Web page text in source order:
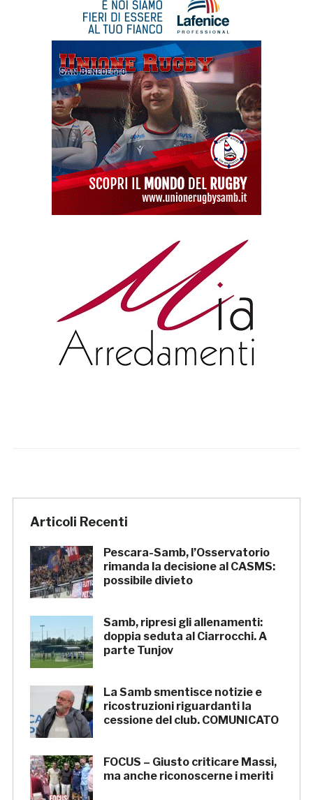
Articoli Recenti
Pescara-Samb, l’Osservatorio
rimanda la decisione al CASMS:
possibile divieto
Samb, ripresi gli allenamenti:
doppia seduta al Ciarrocchi. A
parte Tunjov
La Samb smentisce notizie e
ricostruzioni riguardanti la
cessione del club. COMUNICATO
FOCUS – Giusto criticare Massi,
ma anche riconoscerne i meriti